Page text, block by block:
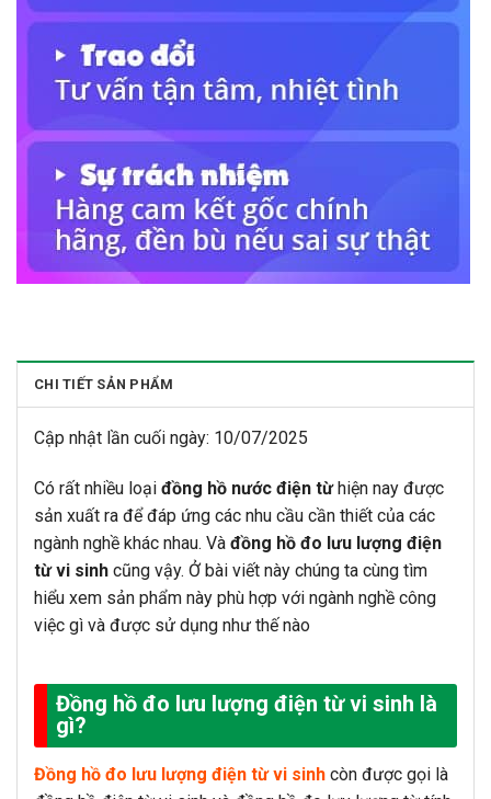
CHI TIẾT SẢN PHẨM
Cập nhật lần cuối ngày: 10/07/2025
Có rất nhiều loại đồng hồ nước điện từhiện nay được
sản xuất ra để đáp ứng các nhu cầu cần thiết của các
ngành nghề khác nhau. Và đồng hồ đo lưu lượng điện
từ vi sinh cũng vậy. Ở bài viết này chúng ta cùng tìm
hiểu xem sản phẩm này phù hợp với ngành nghề công
việc gì và được sử dụng như thế nào
Đồng hồ đo lưu lượng điện từ vi sinh là
gì?
Đồng hồ đo lưu lượng điện từ vi sinh còn được gọi là